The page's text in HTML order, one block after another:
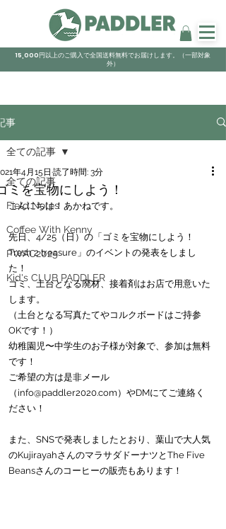
15,000円以上のご購入で全国送料無料でお届けします。（一部対象
外）
事
全ての記事
Field Notes
Coffee With Kenny
PWAC2025
Kid's CLUB PADDLER
全ての記事
ミを宝物にしよう！
年4月15日 読了時間: 3分
こんにちは！あかねです。
先日、4/25（日）の「ゴミを宝物にしよう！
Trash 2 treasure」のイベントの発表をしまし
た！
ゴミ、土台となる廃材、接着剤はお店で用意いた
します。
（土台となる写真たてやコルクボードはご持参
OKです！）
幼稚園児〜中学生のお子様が対象で、参加は無料
です！
ご希望の方は是非メール
（info@paddler2020.com）やDMにてご連絡く
ださい！
また、SNSで発表しましたとおり、葉山で大人気
のKujirayahさんのマラサダドーナツとThe Five
Beansさんのコーヒーの販売もあります！